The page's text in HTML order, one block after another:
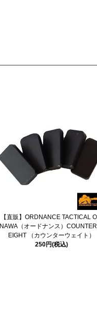
【直販】ORDNANCE TACTICAL
NAWA（オードナンス）
EIGHT （カウンターウェイト）
250円(税込)